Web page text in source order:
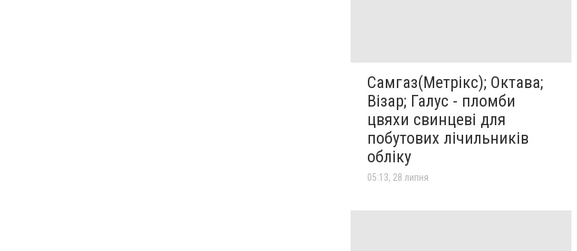
Самгаз(Метрікс); Октава;
Візар; Галус - пломби
цвяхи свинцеві для
побутових лічильників
обліку
05:13, 28 липня